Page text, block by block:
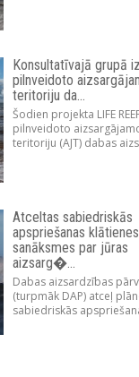
Konsultatīvajā grupā
pilnveidoto
teritoriju da...
Šodien projekta LIFE
pilnveidoto
teritoriju (AJT) dabas
Atceltas sabiedriskās
apspriešanas klātienes
sanāksmes par jūras
aizsarg�...
Dabas aizsardzības
(turpmāk DAP) atceļ
sabiedriskās